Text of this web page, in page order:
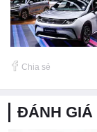
Chia sẻ
ĐÁNH GIÁ